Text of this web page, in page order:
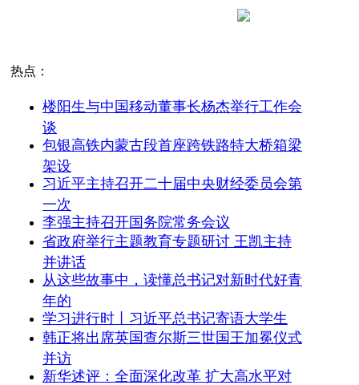
热点：
楼阳生与中国移动董事长杨杰举行工作会
谈
包银高铁内蒙古段首座跨铁路特大桥箱梁
架设
习近平主持召开二十届中央财经委员会第
一次
李强主持召开国务院常务会议
省政府举行主题教育专题研讨 王凯主持
并讲话
从这些故事中，读懂总书记对新时代好青
年的
学习进行时丨习近平总书记寄语大学生
韩正将出席英国查尔斯三世国王加冕仪式
并访
新华述评：全面深化改革 扩大高水平对